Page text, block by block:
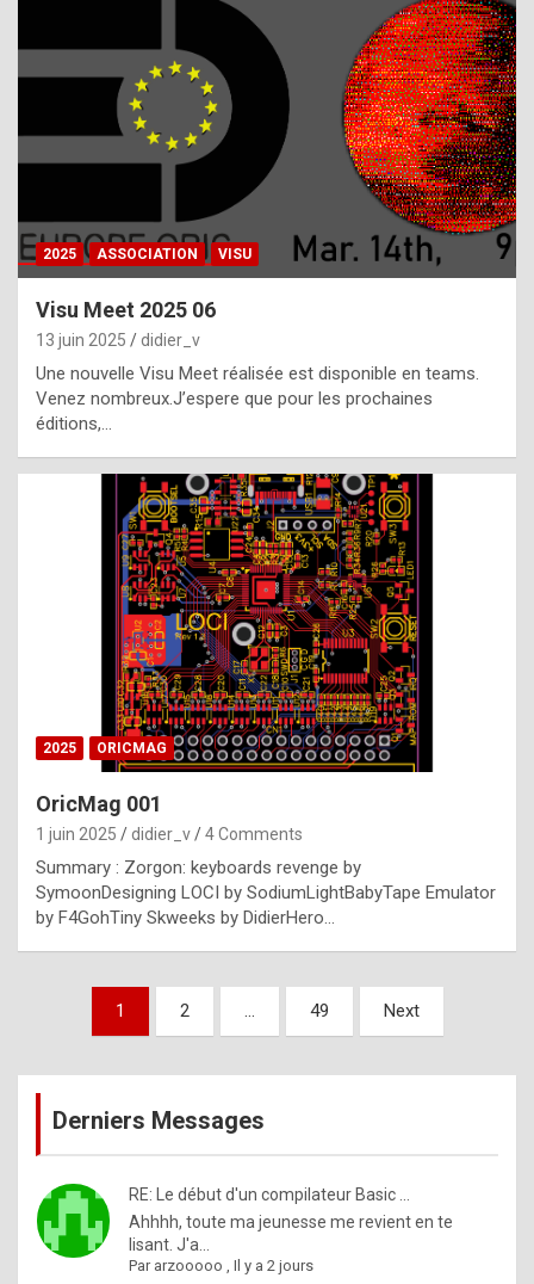
h
a
t
t
e
b
e
s
t
p
h
o
n
y
l
e
x
a
%
m
a
d
2025 ASSOCIATION VISU
Visu Meet 2025 06
13 juin 2025 didier_v
Une nouvelle Visu Meet réalisée est disponible en teams.
Venez nombreux.J’espere que pour les prochaines
éditions,…
2025 ORICMAG
OricMag 001
1 juin 2025 didier_v 4 Comments
Summary : Zorgon: keyboards revenge by
SymoonDesigning LOCI by SodiumLightBabyTape Emulator
by F4GohTiny Skweeks by DidierHero…
Pagination
publications
1 2 … 49 Next
Derniers Messages
RE: Le début d'un compilateur Basic ...
Ahhhh, toute ma jeunesse me revient en te
lisant. J'a...
Par arzooooo ,Il y a 2 jours